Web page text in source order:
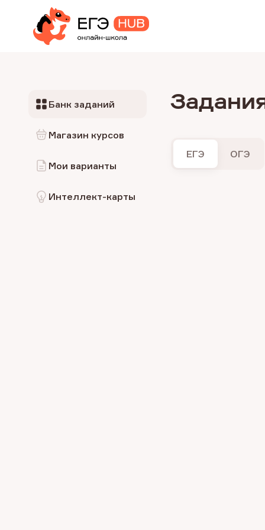
Банк заданий
Магазин курсов
Мои варианты
Интеллект-карты
ЕГЭ ОГЭ